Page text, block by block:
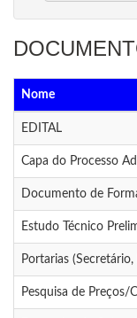
Nome
EDITAL
Capa do Processo
Documento de
Estudo Técnico
Portarias
Pesquisa de